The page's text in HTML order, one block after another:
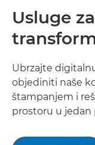
Usluge
Ubrzajte
objediniti naše
štampanjem i
prostoru u jedan